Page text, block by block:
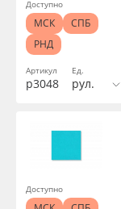
Артикул
р3048
Ед.
рул.
Доступно
МСК
СПБ
РНД
Доступно